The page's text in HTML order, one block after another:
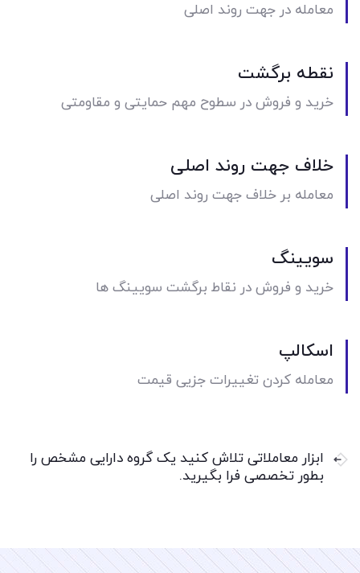
معامله در جهت روند اصلی
نقطه برگشت
خرید و فروش در سطوح مهم حمایتی و مقاومتی
خلاف جهت روند اصلی
معامله بر خلاف جهت روند اصلی
سویینگ
خرید و فروش در نقاط برگشت سویینگ ها
اسکالپ
معامله کردن تغییرات جزیی قیمت
ابزار معاملاتی تلاش کنید یک گروه دارایی مشخص را
بطور تخصصی فرا بگیرید.